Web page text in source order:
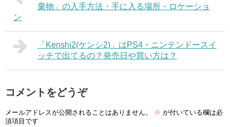
棄物」の入手方法・手に入る場所・ロケーショ
ン
「Kenshi2(ケンシ2)」はPS4・ニンテンドースイ
ッチで出てるの？発売日や買い方は？
コメントをどうぞ
メールアドレスが公開されることはありません。 ※ が付いている欄は必
須項目です